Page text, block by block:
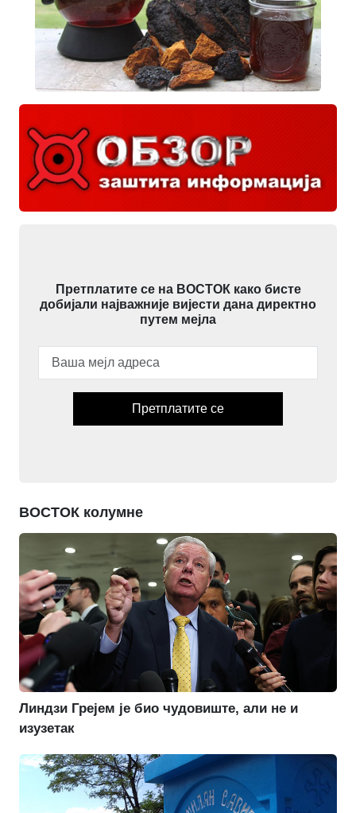
Претплатите се на ВОСТОК како бисте
добијали најважније вијести дана директно
путем мејла
Претплатите се
ВОСТОК колумне
Линдзи Грејем је био чудовиште, али не и
изузетак